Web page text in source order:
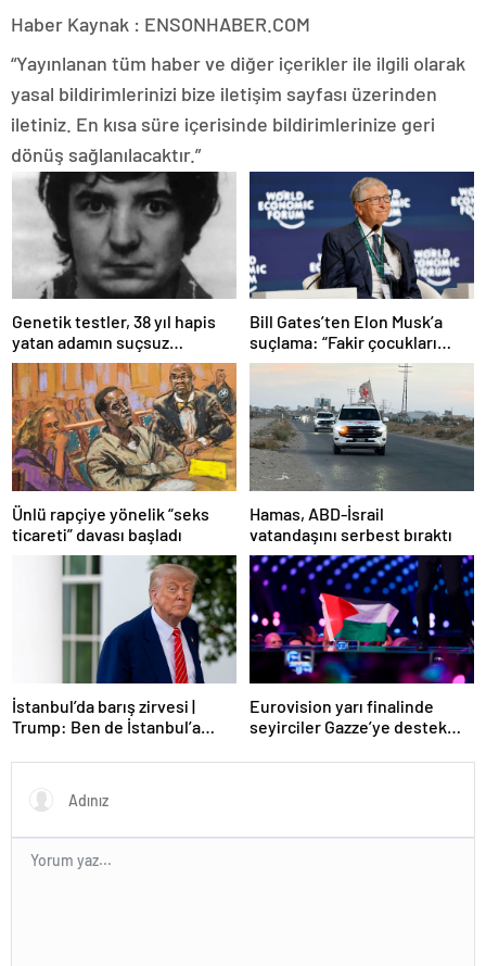
Haber Kaynak : ENSONHABER.COM
“Yayınlanan tüm haber ve diğer içerikler ile ilgili olarak
yasal bildirimlerinizi bize iletişim sayfası üzerinden
iletiniz. En kısa süre içerisinde bildirimlerinize geri
dönüş sağlanılacaktır.”
Genetik testler, 38 yıl hapis
yatan adamın suçsuz
olduğunu ortaya çıkardı
Bill Gates’ten Elon Musk’a
suçlama: “Fakir çocukları
öldürdü”
Ünlü rapçiye yönelik “seks
ticareti” davası başladı
Hamas, ABD-İsrail
vatandaşını serbest bıraktı
İstanbul’da barış zirvesi |
Trump: Ben de İstanbul’a
Eurovision yarı finalinde
seyirciler Gazze’ye destek